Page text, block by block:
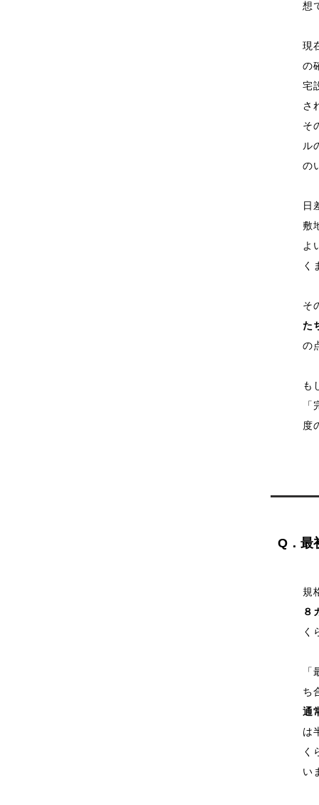
想
現
の
宅
さ
そ
ル
の
日
敷
よ
く
そ
た
の
も
度
Q．最
規
８
く
ち
通
は
く
い